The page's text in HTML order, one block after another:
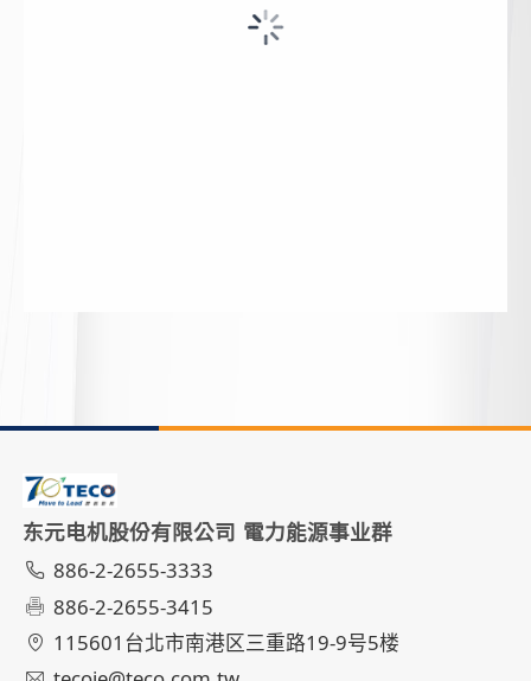
东元电机股份有限公司 電力能源事业群
886-2-2655-3333
886-2-2655-3415
115601台北市南港区三重路19-9号5楼